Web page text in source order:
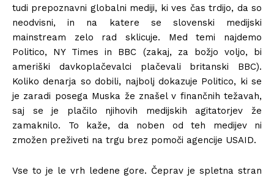
tudi prepoznavni globalni mediji, ki ves čas trdijo, da so
neodvisni, in na katere se slovenski medijski
mainstream zelo rad sklicuje. Med temi najdemo
Politico, NY Times in BBC (zakaj, za božjo voljo, bi
ameriški davkoplačevalci plačevali britanski BBC).
Koliko denarja so dobili, najbolj dokazuje Politico, ki se
je zaradi posega Muska že znašel v finančnih težavah,
saj se je plačilo njihovih medijskih agitatorjev že
zamaknilo. To kaže, da noben od teh medijev ni
zmožen preživeti na trgu brez pomoči agencije USAID.
Vse to je le vrh ledene gore. Čeprav je spletna stran